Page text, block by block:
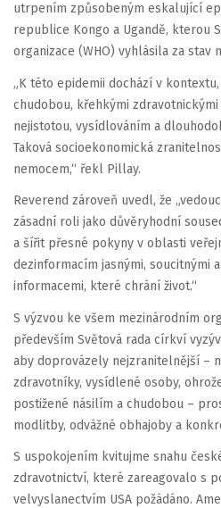
utrpením způsobeným eskalující
republice Kongo a Ugandě, kterou
organizace (WHO) vyhlásila za stav
„K této epidemii dochází v
chudobou, křehkými
nejistotou, vysídlováním a
Taková socioekonomická
nemocem,“ řekl Pillay.
Reverend zároveň uvedl, že
zásadní roli jako důvěryhodní
a šířit přesné pokyny v oblasti
dezinformacím jasnými, soucitnými
informacemi, které chrání život.“
S výzvou ke všem mezinárodním
především Světová rada církví
aby doprovázely nejzranitelnější –
zdravotníky, vysídlené osoby,
postižené násilím a chudobou –
modlitby, odvážné obhajoby a
S uspokojením kvitujme snahu
zdravotnictví, které zareagovalo s
velvyslanectvím USA požádáno.